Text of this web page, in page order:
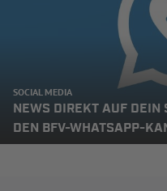
SOCIAL MEDIA
NEWS DIREKT AUF DEIN
DEN BFV-WHATSAPP-